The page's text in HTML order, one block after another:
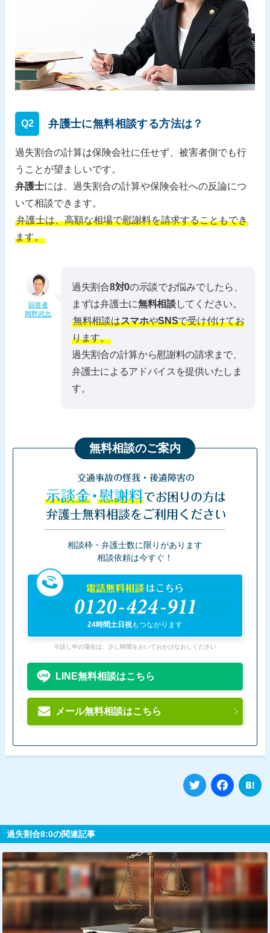
Q2 弁護士に無料相談する方法は？
過失割合の計算は保険会社に任せず、被害者側でも行
うことが望ましいです。
弁護士には、過失割合の計算や保険会社への反論につ
いて相談できます。
弁護士は、高額な相場で慰謝料を請求することもでき
ます。
回答者
岡野武志
過失割合8対0の示談でお悩みでしたら、
まずは弁護士に無料相談してください。
無料相談はスマホやSNSで受け付けてお
ります。
過失割合の計算から慰謝料の請求まで、
弁護士によるアドバイスを提供いたしま
す。
無料相談のご案内
交通事故の怪我・後遺障害の
示談金・慰謝料でお困りの方は
弁護士無料相談をご利用ください
相談枠・弁護士数に限りがあります
相談依頼は今すぐ！
電話無料相談はこちら
0120-424-911
24時間土日祝もつながります
※話し中の場合は、少し時間をおいておかけなおしください
LINE無料相談はこちら
メール無料相談はこちら
Twitter
過失割合8:0の関連記事